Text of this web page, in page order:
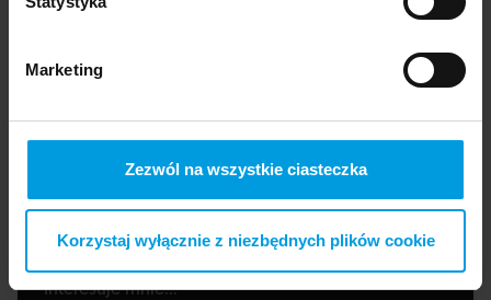
Marketing
Zezwól na wszystkie ciasteczka
Korzystaj wyłącznie z niezbędnych plików cookie
Wiedza, inspiracje, ciekawi ludzie - otrzymuj materiały z
interesujących cię obszarów.
Imię Adres e-mail
Interesuje mnie...